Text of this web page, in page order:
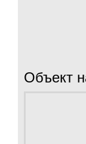
Объект